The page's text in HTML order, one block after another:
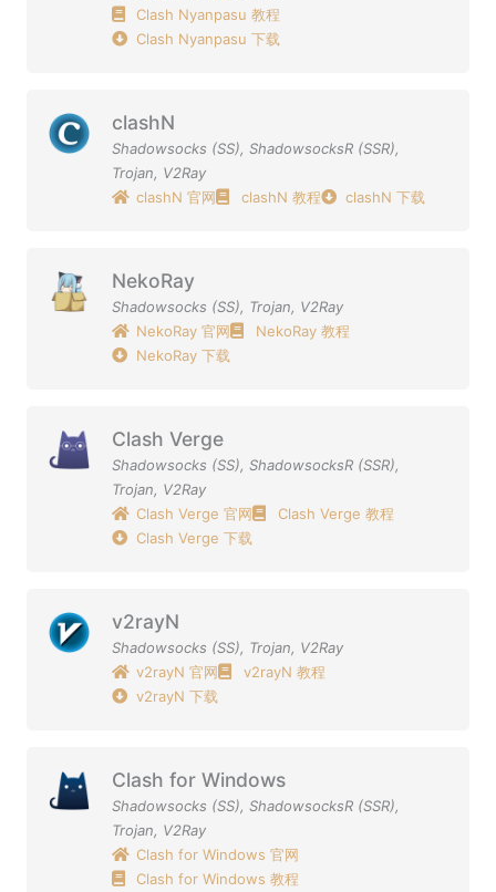
Clash Nyanpasu 教程
Clash Nyanpasu 下载
clashN
Shadowsocks (SS), ShadowsocksR (SSR),
Trojan, V2Ray
clashN 官网
clashN 教程 clashN 下载
NekoRay
Shadowsocks (SS), Trojan, V2Ray
NekoRay 官网
NekoRay 教程
NekoRay 下载
Clash Verge
Shadowsocks (SS), ShadowsocksR (SSR),
Trojan, V2Ray
Clash Verge 官网
Clash Verge 教程
Clash Verge 下载
v2rayN
Shadowsocks (SS), Trojan, V2Ray
v2rayN 官网
v2rayN 教程
v2rayN 下载
Clash for Windows
Shadowsocks (SS), ShadowsocksR (SSR),
Trojan, V2Ray
Clash for Windows 官网
Clash for Windows 教程